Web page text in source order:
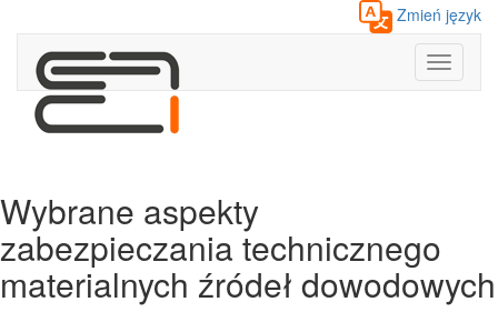
Zmień język
Toggle
Wybrane aspekty
zabezpieczania technicznego
materialnych źródeł dowodowych